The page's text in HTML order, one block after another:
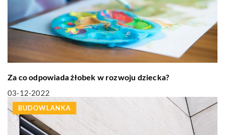
Za co odpowiada żłobek w rozwoju dziecka?
03-12-2022
BUDOWLANKA